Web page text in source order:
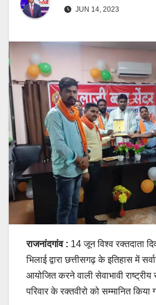
JUN 14, 2023
राजनांदगांव : 14 जून विश्व रक्तदाता
भिलाई द्वारा छत्तीसगढ़ के इतिहास में
आयोजित करने वाली सेवाभावी
परिवार के रक्तवीरो को सम्मानित किया